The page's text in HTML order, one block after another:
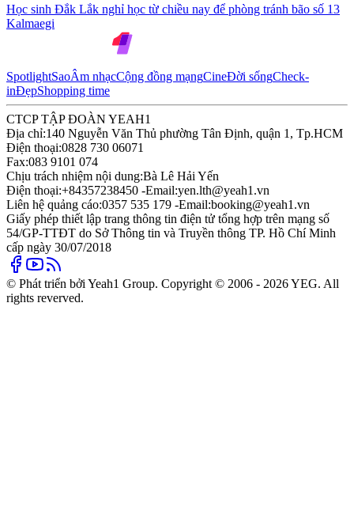
Học sinh Đắk Lắk nghỉ học từ chiều nay để phòng tránh bão số 13
Kalmaegi
SpotlightSaoÂm nhạcCộng đồng mạngCineĐời sốngCheck-
inĐẹpShopping time
CTCP TẬP ĐOÀN YEAH1
Địa chỉ:140 Nguyễn Văn Thủ phường Tân Định, quận 1, Tp.HCM
Điện thoại:0828 730 06071
Fax:083 9101 074
Chịu trách nhiệm nội dung:Bà Lê Hải Yến
Điện thoại:+84357238450 -Email:yen.lth@yeah1.vn
Liên hệ quảng cáo:0357 535 179 -Email:booking@yeah1.vn
Giấy phép thiết lập trang thông tin điện tử tổng hợp trên mạng số
54/GP-TTĐT do Sở Thông tin và Truyền thông TP. Hồ Chí Minh
cấp ngày 30/07/2018
© Phát triển bởi Yeah1 Group. Copyright © 2006 - 2026 YEG. All
rights reverved.